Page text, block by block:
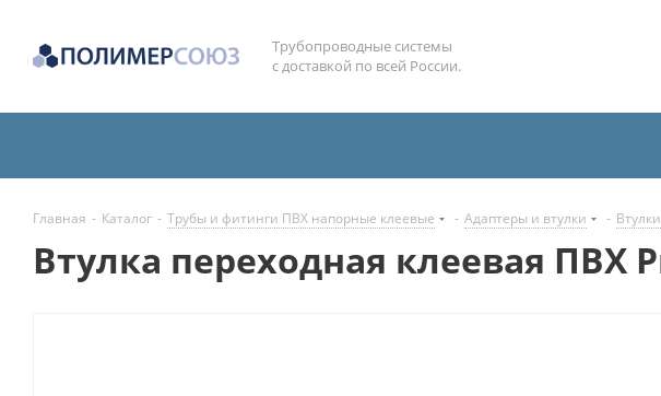
Трубопроводные системы
с доставкой по всей России.
Главная - Каталог - Трубы и фитинги ПВХ напорные клеевые - Адаптеры и втулки -
Втулка переходная клеевая ПВХ